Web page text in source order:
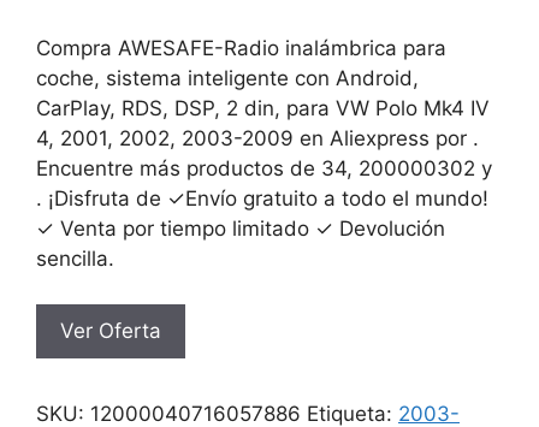
original
era:
143.83€.
actual
es:
65.06€.
Compra AWESAFE-Radio inalámbrica para
coche, sistema inteligente con Android,
CarPlay, RDS, DSP, 2 din, para VW Polo Mk4 IV
4, 2001, 2002, 2003-2009 en Aliexpress por .
Encuentre más productos de 34, 200000302 y
. ¡Disfruta de ✓Envío gratuito a todo el mundo!
✓ Venta por tiempo limitado ✓ Devolución
sencilla.
Ver Oferta
SKU: 12000040716057886 Etiqueta: 2003-